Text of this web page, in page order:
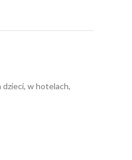
w hotelach,